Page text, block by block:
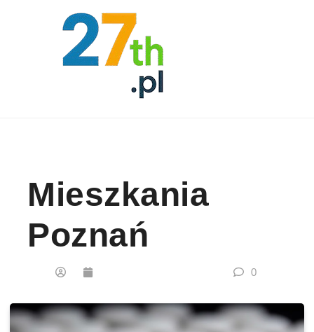
Mieszkania
Poznań
0